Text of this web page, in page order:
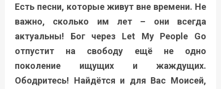
Есть песни, которые живут вне времени. Не
важно, сколько им лет – они всегда
актуальны! Бог через Let My People Go
отпустит на свободу ещё не одно
поколение ищущих и жаждущих.
Ободритесь! Найдётся и для Вас Моисей,